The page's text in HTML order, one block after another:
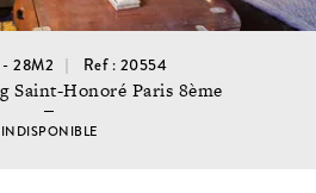
- 28M2 Ref : 20554
Saint-Honoré Paris 8ème
INDISPONIBLE